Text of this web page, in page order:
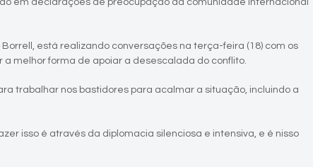
em declarações de preocupação da comunidade internacional
está realizando conversações na terça-feira (18) com os
a melhor forma de apoiar a desescalada do conflito.
trabalhar nos bastidores para acalmar a situação, incluindo a
isso é através da diplomacia silenciosa e intensiva, e é nisso